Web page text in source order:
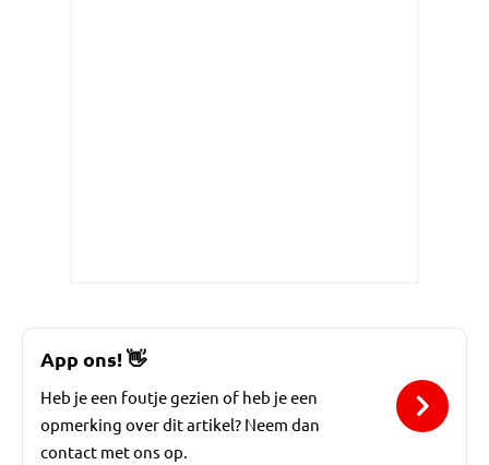
App ons!👋
Heb je een foutje gezien of heb je een
opmerking over dit artikel? Neem dan
contact met ons op.